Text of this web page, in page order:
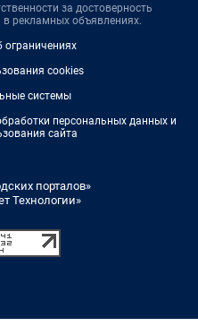
за достоверность
рекламных объявлениях.
cookies
системы
персональных данных и
сайта
порталов»
Технологии»